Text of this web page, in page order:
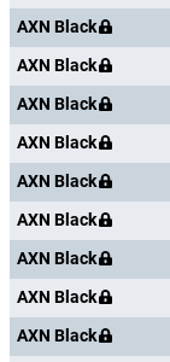
AXN Black
AXN Black
AXN Black
AXN Black
AXN Black
AXN Black
AXN Black
AXN Black
AXN Black